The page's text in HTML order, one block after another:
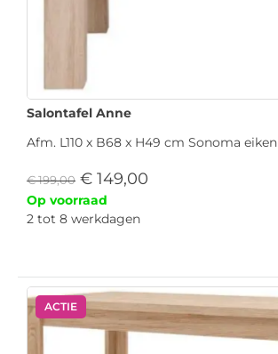
Salontafel Anne
Afm. L110 x B68 x H49 cm Sonoma eiken
€199,00 € 149,00
Op voorraad
2 tot 8 werkdagen
ACTIE